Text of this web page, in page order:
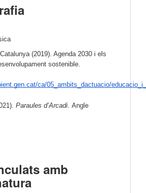
(2019). Agenda 2030 i els
sostenible.
ca/05_ambits_dactuacio/
Paraules d’Arcadi . Angle
amb